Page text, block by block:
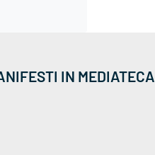
IN MEDIATECA